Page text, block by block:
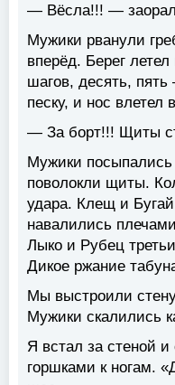
— Вёсла!!! —
Мужики рванули
вперёд. Берег
шагов, десять,
песку, и нос влетел
— За борт!!! Щиты
Мужики посыпались
поволокли щиты.
удара. Клещ и
навалились
Лыко и Рубец
Дикое ржание
Мы выстроили стену
Мужики скалились
Я встал за стеной
горшками к ногам.